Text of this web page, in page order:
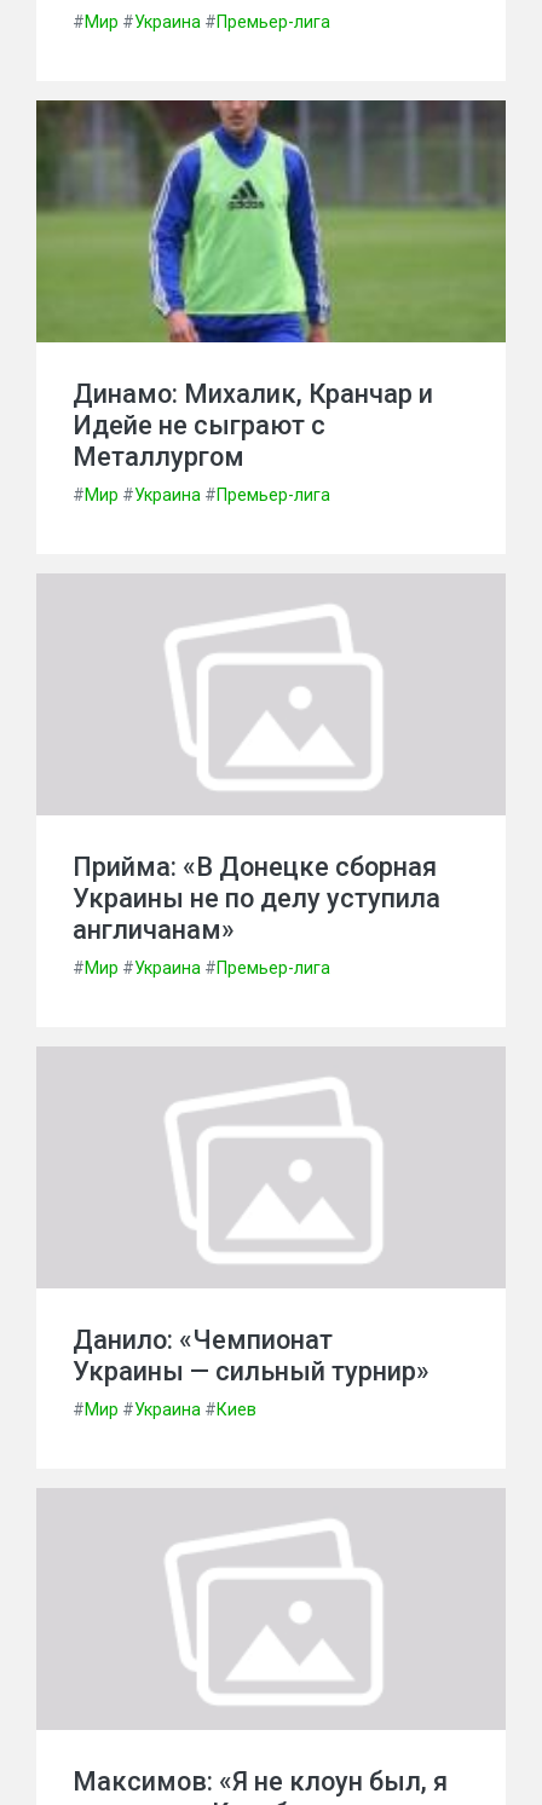
#Мир #Украина #Премьер-лига
Динамо: Михалик, Кранчар и
Идейе не сыграют с
Металлургом
#Мир #Украина #Премьер-лига
Прийма: «В Донецке сборная
Украины не по делу уступила
англичанам»
#Мир #Украина #Премьер-лига
Данило: «Чемпионат
Украины — сильный турнир»
#Мир #Украина #Киев
Максимов: «Я не клоун был, я